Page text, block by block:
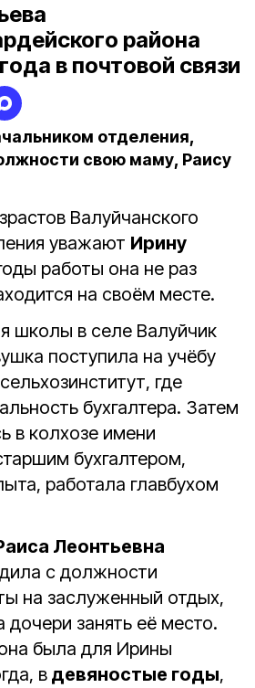
района
в почтовой связи
отделения,
свою маму, Раису
Валуйчанского
уважают Ирину
работы она не раз
на своём месте.
школы в селе Валуйчик
поступила на учёбу
где
бухгалтера. Затем
в колхозе имени
бухгалтером,
работала главбухом
Леонтьевна
с должности
на заслуженный отдых,
занять её место.
была для Ирины
в девяностые годы,